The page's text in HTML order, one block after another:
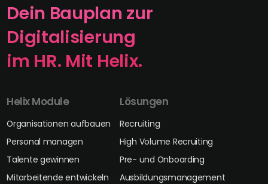
Dein Bauplan zur
Digitalisierung
im HR. Mit Helix.
Helix Module
Organisationen aufbauen
Personal managen
Talente gewinnen
Mitarbeitende entwickeln
Lösungen
Recruiting
High Volume Recruiting
Pre- und Onboarding
Ausbildungsmanagement